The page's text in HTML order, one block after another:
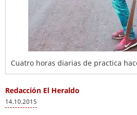
Cuatro horas diarias de practica
Redacción El Heraldo
14.10.2015